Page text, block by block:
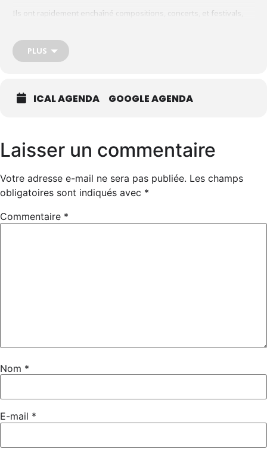
Ils ont rapidement enchaîné compositions, concerts, et festivals,
éclectique, ils continuent à se produire régulièrement dans la
région du Cher.
En 2022, une
souffle nouveau à leur aventure musicale​.
Évidence… Il chante le Ciel, l’Amour, Nos Âmes… En version
Anglaise non sous-titrée, millésimée Post-Punk !”
Concert gratuit :Billetterie
PLUS
ICAL AGENDA GOOGLE AGENDA
Laisser un commentaire
Votre adresse e-mail ne sera pas publiée. Les champs
obligatoires sont indiqués avec *
Commentaire *
Nom *
E-mail *